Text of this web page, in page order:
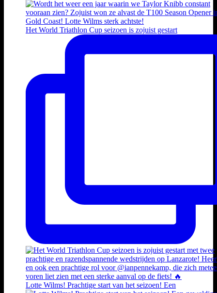
Het World Triathlon Cup seizoen is zojuist gestart
Lotte Wilms! Prachtige start van het seizoen! Een